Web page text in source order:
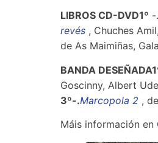
LIBROS CD-DVD1º -.
revés , Chuches
de As Maimiñas,
BANDA
Goscinny, Albert
3º-.Marcopola 2 ,
Máis información en